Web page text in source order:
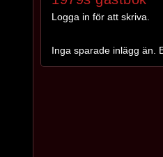
Logga in för att skriva.
Inga sparade inlägg än.